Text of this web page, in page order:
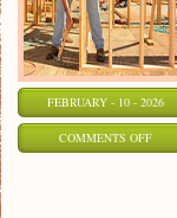
FEBRUARY - 10 - 2026
COMMENTS OFFON